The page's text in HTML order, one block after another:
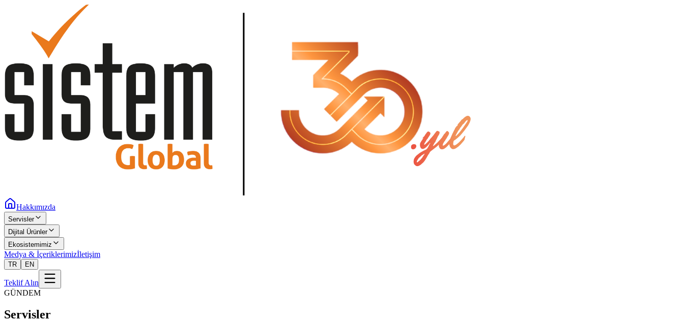
Hakkımızda
Servisler
Dijital Ürünler
Ekosistemimiz
Medya & İçeriklerimizİletişim
TR EN
Teklif Alın
GÜNDEM
Servisler